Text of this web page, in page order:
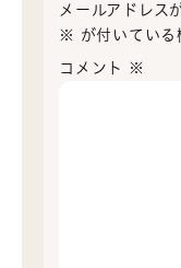
メールアドレス
※
が付いている
コメント ※